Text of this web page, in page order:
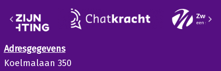
Adresgegevens
Koelmalaan 350